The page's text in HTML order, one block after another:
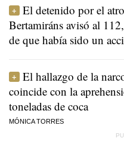
El detenido por el
Bertamiráns avisó al
de que había sido un
El hallazgo de la
coincide con la
toneladas de coca
MÓNICA TORRES